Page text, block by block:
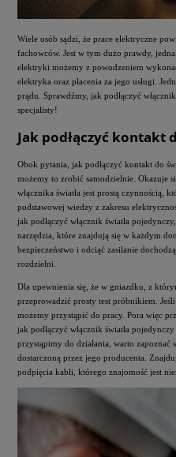
Wiele osób sądzi, że prace elektryczne
fachowców. Jest w tym dużo prawdy,
elektryki możemy z powodzeniem
elektryka oraz płacenia za jego usługi.
prądu. Sprawdźmy, jak podłączyć
specjalisty!
Jak podłączyć kontakt
Obok pytania, jak podłączyć kontakt do
możemy to zrobić samodzielnie. Okazuje
włącznika światła jest prostą czynnością,
podstawowej wiedzy z zakresu
jak podłączyć włącznik światła
narzędzia, które znajdują się w każdym
bezpieczeństwo i odciąć zasilanie
rozdzielni.
Dla upewnienia się, że w gniazdku, z
przeprowadzić prosty test próbnikiem.
możemy przystąpić do pracy. Pora więc
jak podłączyć włącznik światła
przystąpimy do działania, warto zapoznać
dostarczoną przez jego producenta.
podpięcia kabli, którego znajomość jest